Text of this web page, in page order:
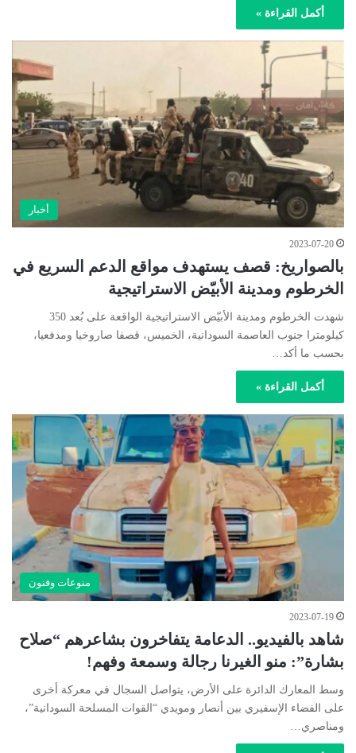
أكمل القراءة »
أخبار
2023-07-20
بالصواريخ: قصف يستهدف مواقع الدعم السريع في
الخرطوم ومدينة الأبيّض الاستراتيجية
شهدت الخرطوم ومدينة الأبيّض الاستراتيجية الواقعة على بُعد 350
كيلومترا جنوب العاصمة السودانية، الخميس، قصفا صاروخيا ومدفعيا،
بحسب ما أكد…
أكمل القراءة »
منوعات وفنون
2023-07-19
شاهد بالفيديو.. الدعامة يتفاخرون بشاعرهم “صلاح
بشارة”: منو الغيرنا رجالة وسمعة وفهم!
وسط المعارك الدائرة على الأرض، يتواصل السجال في معركة أخرى
على الفضاء الإسفيري بين أنصار ومويدي “القوات المسلحة السودانية”،
ومناصري…